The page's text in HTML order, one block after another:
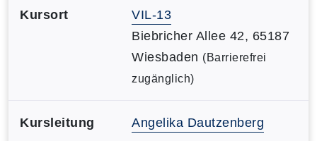
Kursort
VIL-13
Biebricher Allee 42, 65187
Wiesbaden (Barrierefrei
zugänglich)
Kursleitung Angelika Dautzenberg